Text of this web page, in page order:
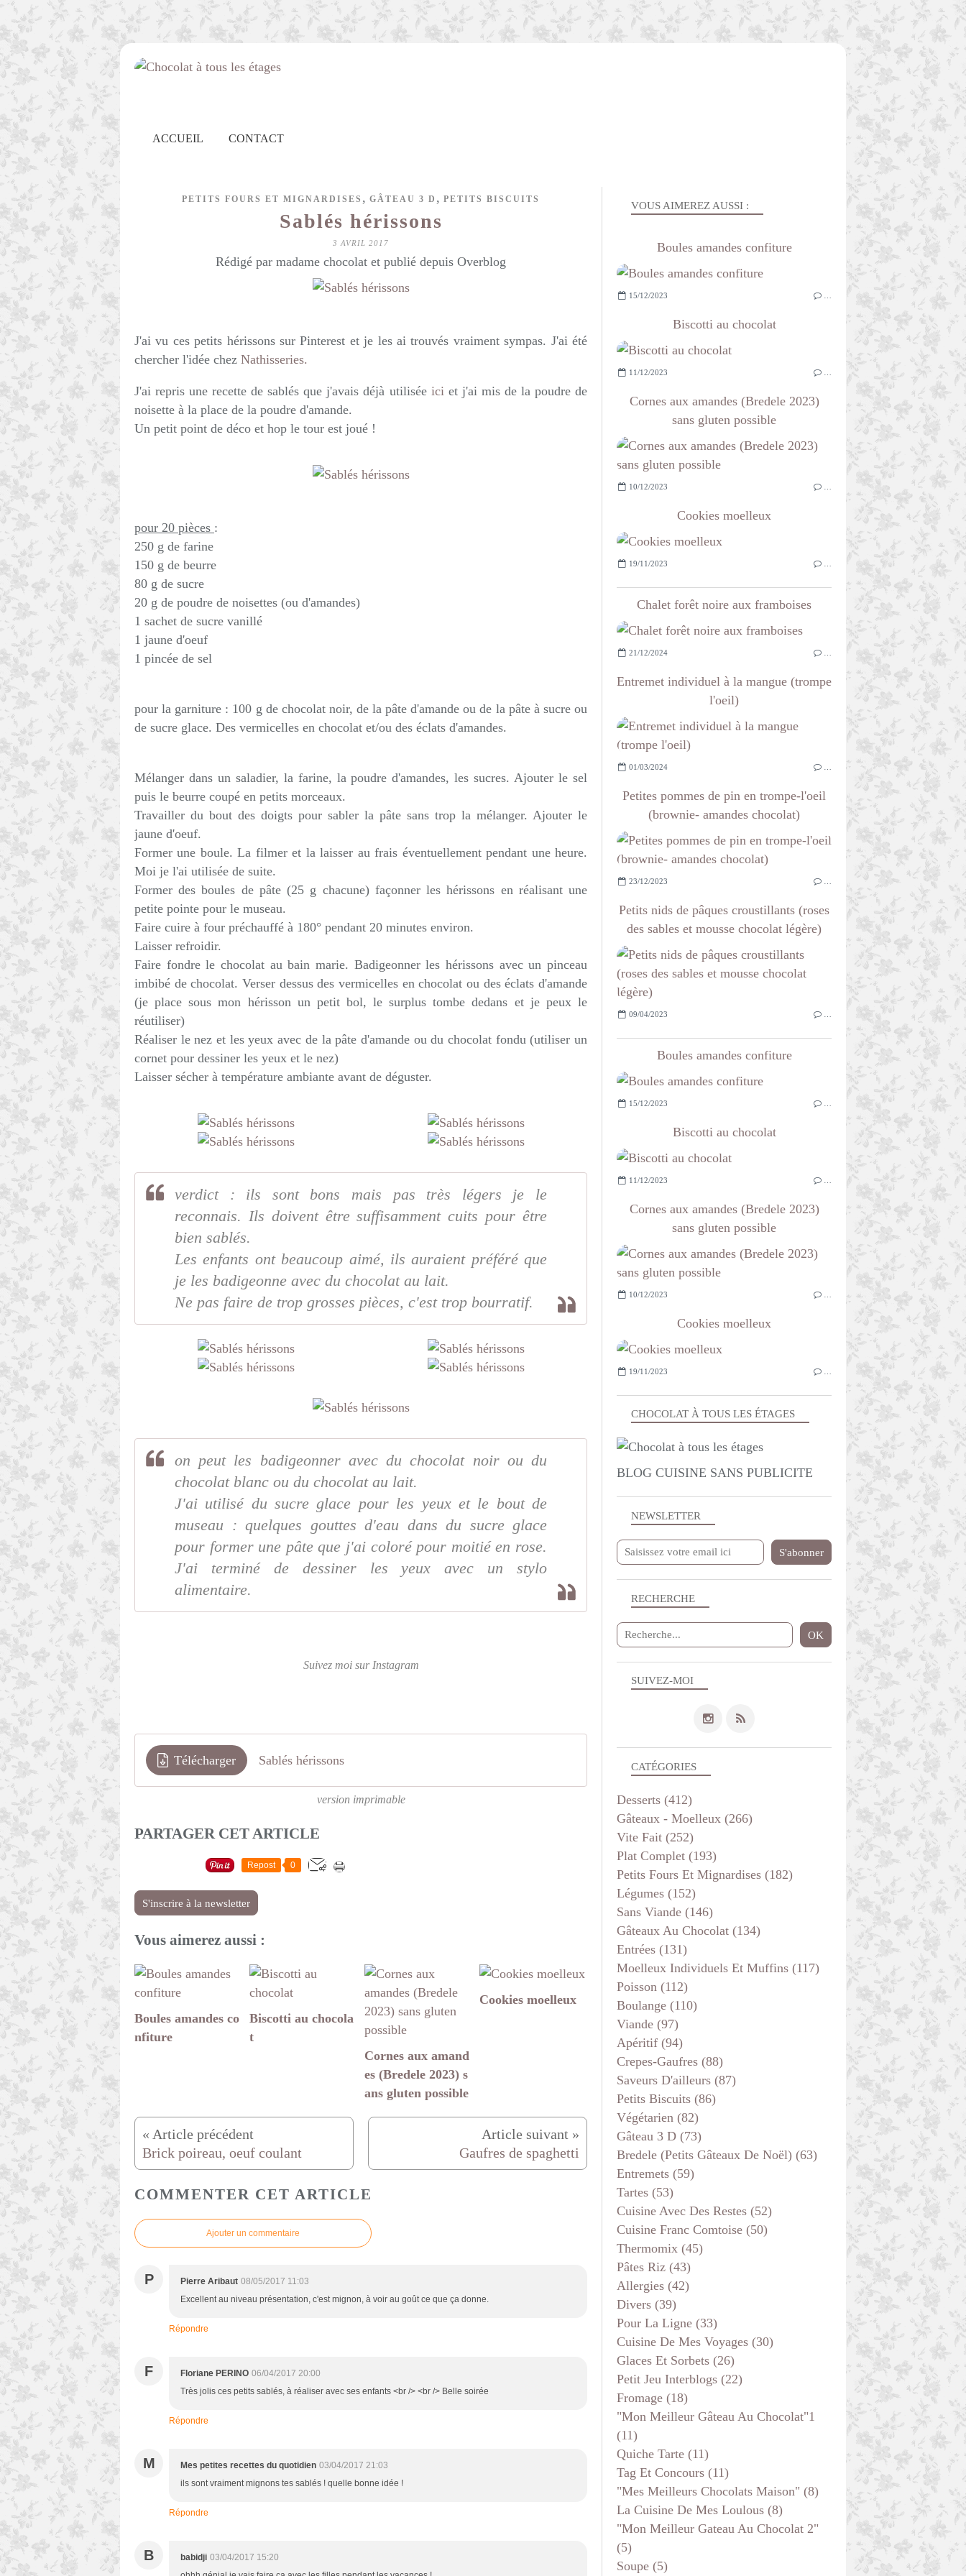
ACCUEIL CONTACT
PETITS FOURS ET MIGNARDISES , GÂTEAU 3 D , PETITS BISCUITS
Sablés hérissons
3 AVRIL 2017
Rédigé par madame chocolat et publié depuis Overblog
J'ai vu ces petits hérissons sur Pinterest et je les ai trouvés vraiment sympas. J'ai été
chercher l'idée chez Nathisseries.
J'ai repris une recette de sablés que j'avais déjà utilisée iciet j'ai mis de la poudre de
noisette à la place de la poudre d'amande.
Un petit point de déco et hop le tour est joué !
pour 20 pièces :
250 g de farine
150 g de beurre
80 g de sucre
20 g de poudre de noisettes (ou d'amandes)
1 sachet de sucre vanillé
1 jaune d'oeuf
1 pincée de sel
pour la garniture : 100 g de chocolat noir, de la pâte d'amande ou de la pâte à sucre ou
de sucre glace. Des vermicelles en chocolat et/ou des éclats d'amandes.
Mélanger dans un saladier, la farine, la poudre d'amandes, les sucres. Ajouter le sel
puis le beurre coupé en petits morceaux.
Travailler du bout des doigts pour sabler la pâte sans trop la mélanger. Ajouter le
jaune d'oeuf.
Former une boule. La filmer et la laisser au frais éventuellement pendant une heure.
Moi je l'ai utilisée de suite.
Former des boules de pâte (25 g chacune) façonner les hérissons en réalisant une
petite pointe pour le museau.
Faire cuire à four préchauffé à 180° pendant 20 minutes environ.
Laisser refroidir.
Faire fondre le chocolat au bain marie. Badigeonner les hérissons avec un pinceau
imbibé de chocolat. Verser dessus des vermicelles en chocolat ou des éclats d'amande
(je place sous mon hérisson un petit bol, le surplus tombe dedans et je peux le
réutiliser)
Réaliser le nez et les yeux avec de la pâte d'amande ou du chocolat fondu (utiliser un
cornet pour dessiner les yeux et le nez)
Laisser sécher à température ambiante avant de déguster.
verdict : ils sont bons mais pas très légers je le
reconnais. Ils doivent être suffisamment cuits pour être
bien sablés.
Les enfants ont beaucoup aimé, ils auraient préféré que
je les badigeonne avec du chocolat au lait.
Ne pas faire de trop grosses pièces, c'est trop bourratif.
on peut les badigeonner avec du chocolat noir ou du
chocolat blanc ou du chocolat au lait.
J'ai utilisé du sucre glace pour les yeux et le bout de
museau : quelques gouttes d'eau dans du sucre glace
pour former une pâte que j'ai coloré pour moitié en rose.
J'ai terminé de dessiner les yeux avec un stylo
alimentaire.
Suivez moi sur Instagram
Télécharger Sablés hérissons
version imprimable
PARTAGER CET ARTICLE
Repost 0
S'inscrire à la newsletter
Vous aimerez aussi :
Boules amandes co
nfiture
Biscotti au chocola
t
Cornes aux amand
es (Bredele 2023) s
ans gluten possible
Cookies moelleux
Brick poireau, oeuf coulant Gaufres de spaghetti
COMMENTER CET ARTICLE
Ajouter un commentaire
P Pierre Aribaut 08/05/2017 11:03
Excellent au niveau présentation, c'est mignon, à voir au goût ce que ça donne.
Répondre
F Floriane PERINO 06/04/2017 20:00
Très jolis ces petits sablés, à réaliser avec ses enfants <br /> <br /> Belle soirée
Répondre
M Mes petites recettes du quotidien 03/04/2017 21:03
ils sont vraiment mignons tes sablés ! quelle bonne idée !
Répondre
B babidji 03/04/2017 15:20
NEWSLETTER
SUIVEZ-MOI
RECHERCHE
CHOCOLAT À TOUS LES ÉTAGES
BLOG CUISINE SANS PUBLICITE
VOUS AIMEREZ AUSSI :
Boules amandes confiture
15/12/2023
Biscotti au chocolat
11/12/2023
Cornes aux amandes (Bredele 2023)
sans gluten possible
10/12/2023
Cookies moelleux
19/11/2023
Chalet forêt noire aux framboises
21/12/2024
Entremet individuel à la mangue (trompe
l'oeil)
01/03/2024
Petites pommes de pin en trompe-l'oeil
(brownie- amandes chocolat)
23/12/2023
Petits nids de pâques croustillants (roses
des sables et mousse chocolat légère)
09/04/2023
Boules amandes confiture
15/12/2023
Biscotti au chocolat
11/12/2023
Cornes aux amandes (Bredele 2023)
sans gluten possible
10/12/2023
Cookies moelleux
19/11/2023
CATÉGORIES
Desserts (412)
Gâteaux - Moelleux (266)
Vite Fait (252)
Plat Complet (193)
Petits Fours Et Mignardises (182)
Légumes (152)
Sans Viande (146)
Gâteaux Au Chocolat (134)
Entrées (131)
Moelleux Individuels Et Muffins (117)
Poisson (112)
Boulange (110)
Viande (97)
Apéritif (94)
Crepes-Gaufres (88)
Saveurs D'ailleurs (87)
Petits Biscuits (86)
Végétarien (82)
Gâteau 3 D (73)
Bredele (petits Gâteaux De Noël) (63)
Entremets (59)
Tartes (53)
Cuisine Avec Des Restes (52)
Cuisine Franc Comtoise (50)
Thermomix (45)
Pâtes Riz (43)
Allergies (42)
Divers (39)
Pour La Ligne (33)
Cuisine De Mes Voyages (30)
Glaces Et Sorbets (26)
Petit Jeu Interblogs (22)
Fromage (18)
"mon Meilleur Gâteau Au Chocolat"1
(11)
Quiche Tarte (11)
Tag Et Concours (11)
"mes Meilleurs Chocolats Maison" (8)
La Cuisine De Mes Loulous (8)
"mon Meilleur Gateau Au Chocolat 2"
(5)
Soupe (5)